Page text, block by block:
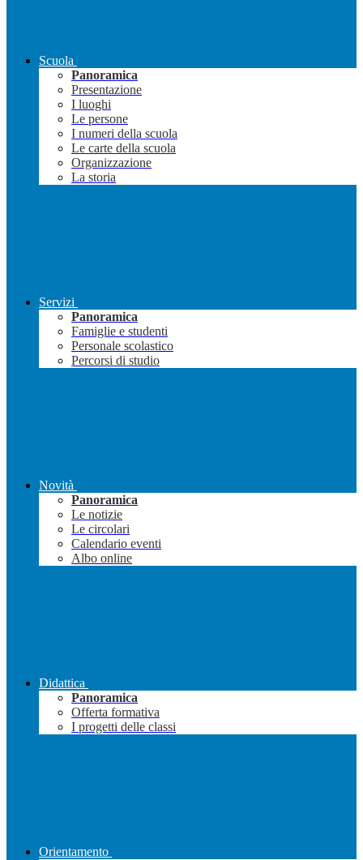
Scuola
Panoramica
Presentazione
I luoghi
Le persone
I numeri della scuola
Le carte della scuola
Organizzazione
La storia
Servizi
Panoramica
Famiglie e studenti
Personale scolastico
Percorsi di studio
Novità
Panoramica
Le notizie
Le circolari
Calendario eventi
Albo online
Didattica
Panoramica
Offerta formativa
I progetti delle classi
Orientamento